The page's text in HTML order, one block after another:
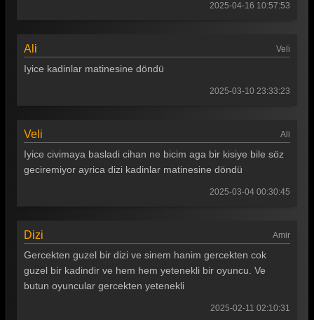
2025-04-16 10:57:53
Ali Veli
Iyice kadinlar matinesine döndü
2025-03-10 23:33:23
Veli Ali
Iyice civimaya basladi cihan ne bicim aga bir kisiye bile söz
geciremiyor ayrica dizi kadinlar matinesine döndü
2025-03-04 00:30:45
Dizi Amir
Gercekten guzel bir dizi ve sinem hanim gercekten cok
guzel bir kadindir ve hem hem yetenekli bir oyuncu. Ve
butun oyuncular gercekten yetenekli
2025-02-11 02:10:31